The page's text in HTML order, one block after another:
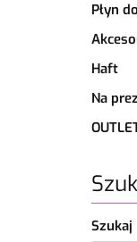
Płyn
Haft
Na
Szukaj